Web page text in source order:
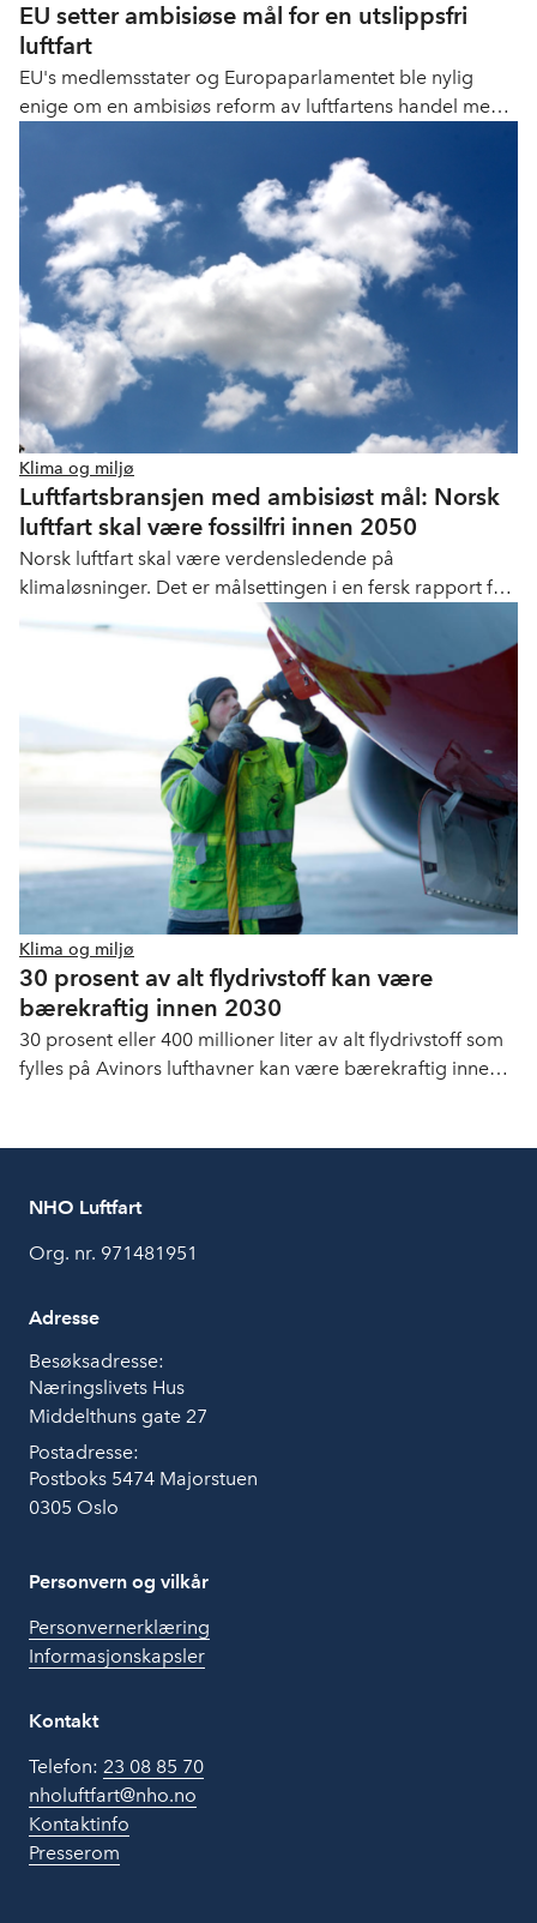
EU setter ambisiøse mål for en utslippsfri
luftfart
EU's medlemsstater og Europaparlamentet ble nylig
enige om en ambisiøs reform av luftfartens handel med
innebærer blant annet en komplett utfasing av den
tildelingen av gratiskvoter allerede fra 2026. Norsk
luftfart har inngått i EU ETS siden 2012.
Klima og miljø
Luftfartsbransjen med ambisiøst mål: Norsk
luftfart skal være fossilfri innen 2050
Norsk luftfart skal være verdensledende på
klimaløsninger. Det er målsettingen i en fersk rapport fra
en samlet norsk luftfartsbransje. For første gang har SAS,
Widerøe, Norwegian, Avinor, LO og NHO Luftfart gått
sammen om å sette et felles utslippsmål, og et veikart for
å nå målet: Norsk luftfart skal være fossilfri innen 2050.
Dette innebærer at det på ruteflygninger i og fra Norge i
2050 ikke skal brukes fossilt drivstoff.
Klima og miljø
30 prosent av alt flydrivstoff kan være
bærekraftig innen 2030
30 prosent eller 400 millioner liter av alt flydrivstoff som
fylles på Avinors lufthavner kan være bærekraftig innen
klimagassutslippene.
NHO Luftfart
Org. nr. 971481951
Adresse
Besøksadresse:
Næringslivets Hus
Middelthuns gate 27
Postadresse:
Postboks 5474 Majorstuen
0305 Oslo
Personvern og vilkår
Personvernerklæring
Informasjonskapsler
Kontakt
Telefon: 23 08 85 70
nholuftfart@nho.no
Kontaktinfo
Presserom